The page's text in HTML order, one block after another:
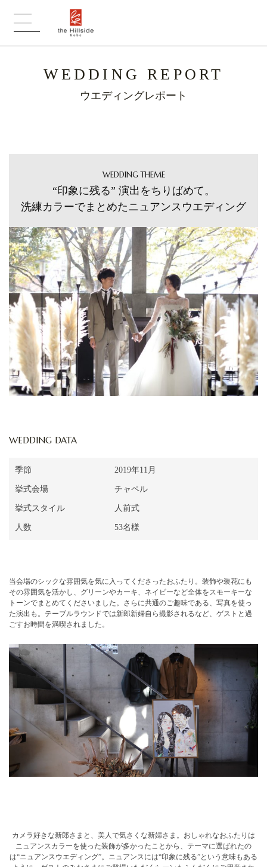
WEDDING REPORT
ウエディングレポート
WEDDING THEME
“印象に残る” 演出をちりばめて。
洗練カラーでまとめたニュアンスウエディング
WEDDING DATA
季節 2019年11月
挙式会場 チャペル
挙式スタイル 人前式
人数 53名様
当会場のシックな雰囲気を気に入ってくださったおふたり。装飾や装花にも
その雰囲気を活かし、グリーンやカーキ、ネイビーなど全体をスモーキーな
トーンでまとめてくださいました。さらに共通のご趣味である、写真を使っ
た演出も。テーブルラウンドでは新郎新婦自ら撮影されるなど、ゲストと過
ごすお時間を満喫されました。
カメラ好きな新郎さまと、美人で気さくな新婦さま。おしゃれなおふたりは
ニュアンスカラーを使った装飾が多かったことから、テーマに選ばれたの
は“ニュアンスウエディング”。ニュアンスには“印象に残る”という意味もある